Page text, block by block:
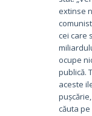
extinse
cei care
ocupe
publică.
aceste
căuta